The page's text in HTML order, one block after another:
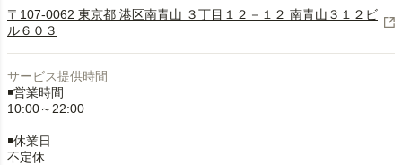
〒107-0062 東京都 港区南青山 ３丁目１２－１２ 南青山３１２ビ
ル６０３
サービス提供時間
◾️営業時間
10:00～22:00
◾️休業日
不定休